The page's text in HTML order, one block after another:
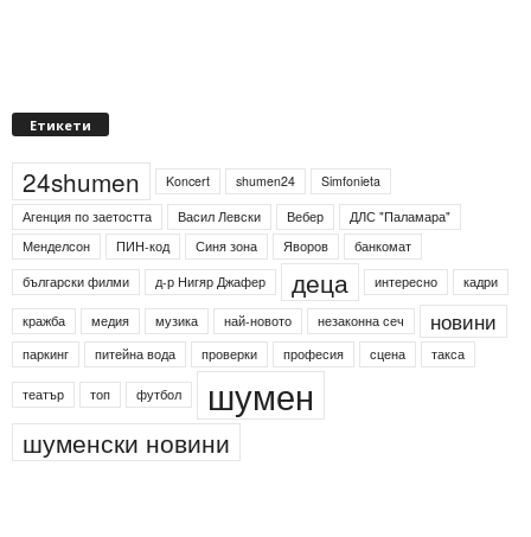
Етикети
24shumen Koncert shumen24
Simfonieta
Агенция по заетостта
Васил Левски Вебер
ДЛС "Паламара"
Менделсон
ПИН-код Синя зона Яворов
банкомат
български филми
д-р Нигяр Джафер деца интересно кадри
кражба медия музика най-новото незаконна сеч новини
паркинг питейна вода проверки професия сцена такса
театър топ футбол шумен
шуменски новини